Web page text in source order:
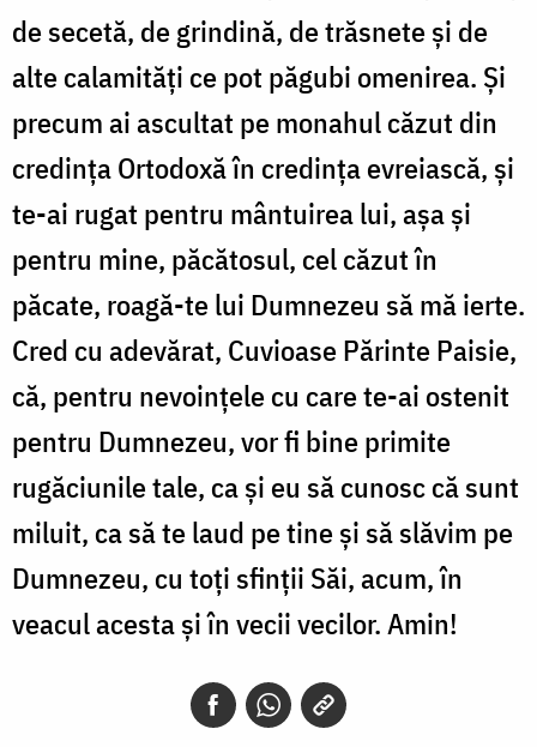
de secetă, de grindină, de trăsnete şi de
alte calamităţi ce pot păgubi omenirea. Şi
precum ai ascultat pe monahul căzut din
credinţa Ortodoxă în credinţa evreiască, şi
te-ai rugat pentru mântuirea lui, aşa şi
pentru mine, păcătosul, cel căzut în
păcate, roagă-te lui Dumnezeu să mă ierte.
Cred cu adevărat, Cuvioase Părinte Paisie,
că, pentru nevoinţele cu care te-ai ostenit
pentru Dumnezeu, vor fi bine primite
rugăciunile tale, ca şi eu să cunosc că sunt
miluit, ca să te laud pe tine şi să slăvim pe
Dumnezeu, cu toţi sfinţii Săi, acum, în
veacul acesta şi în vecii vecilor. Amin!